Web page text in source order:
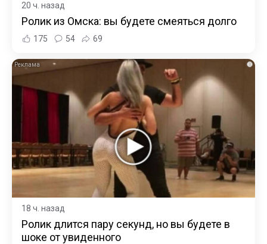
20 ч. назад
Ролик из Омска: вы будете смеяться долго
175 54 69
i
18 ч. назад
Ролик длится пару секунд, но вы будете в
шоке от увиденного